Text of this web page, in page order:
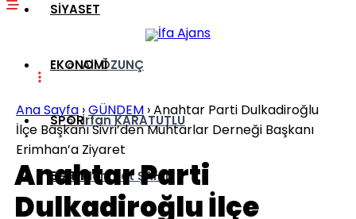
SİYASET
Ali ÖZUNÇ
İrfan KARATUTLU
Mehmet ŞAHİN
EKONOMİ
SPOR
EĞİTİM
Ana Sayfa ›GÜNDEM ›Anahtar Parti Dulkadiroğlu
İlçe Başkanı Sivri’den Muhtarlar Derneği Başkanı
Erimhan’a Ziyaret
Anahtar Parti
Dulkadiroğlu İlçe